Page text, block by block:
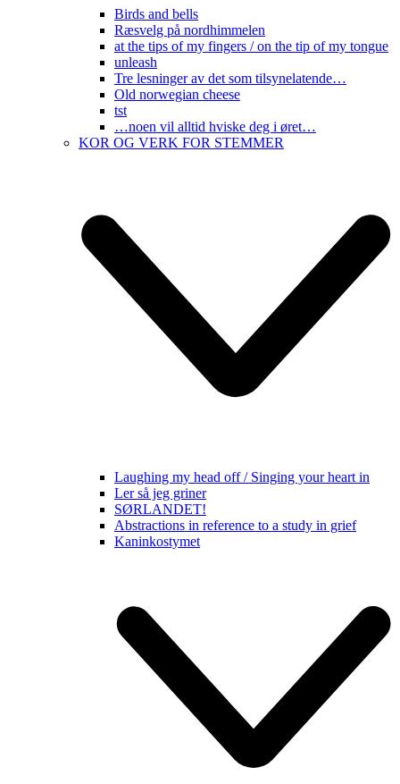
Birds and bells
Ræsvelg på nordhimmelen
at the tips of my fingers / on the tip of my tongue
unleash
Tre lesninger av det som tilsynelatende…
Old norwegian cheese
tst
…noen vil alltid hviske deg i øret…
KOR OG VERK FOR STEMMER
Laughing my head off / Singing your heart in
Ler så jeg griner
SØRLANDET!
Abstractions in reference to a study in grief
Kaninkostymet